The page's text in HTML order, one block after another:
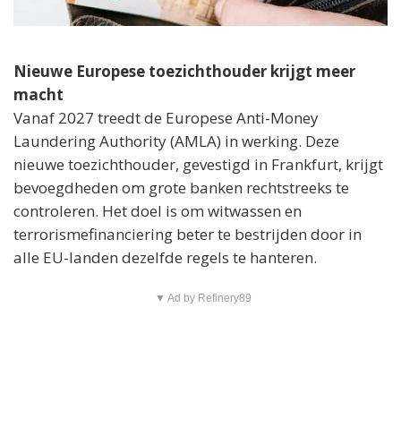
Nieuwe Europese toezichthouder krijgt meer
macht
Vanaf 2027 treedt de Europese Anti-Money
Laundering Authority (AMLA) in werking. Deze
nieuwe toezichthouder, gevestigd in Frankfurt, krijgt
bevoegdheden om grote banken rechtstreeks te
controleren. Het doel is om witwassen en
terrorismefinanciering beter te bestrijden door in
alle EU-landen dezelfde regels te hanteren.
▼ Ad by Refinery89